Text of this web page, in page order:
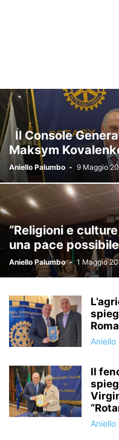
Il Console
Maksym
Aniello Palumbo - 9 Maggio
“Religioni e
una pace
Aniello Palumbo - 1 Maggio
Aniello
Il
Aniello